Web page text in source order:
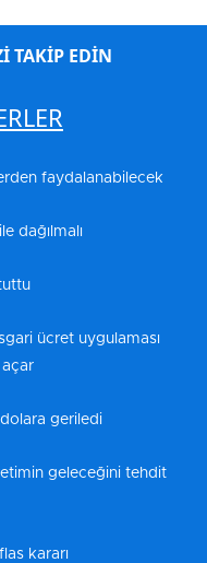
TAKİP EDİN
faydalanabilecek
dağılmalı
ücret uygulaması
geriledi
geleceğini tehdit
kararı